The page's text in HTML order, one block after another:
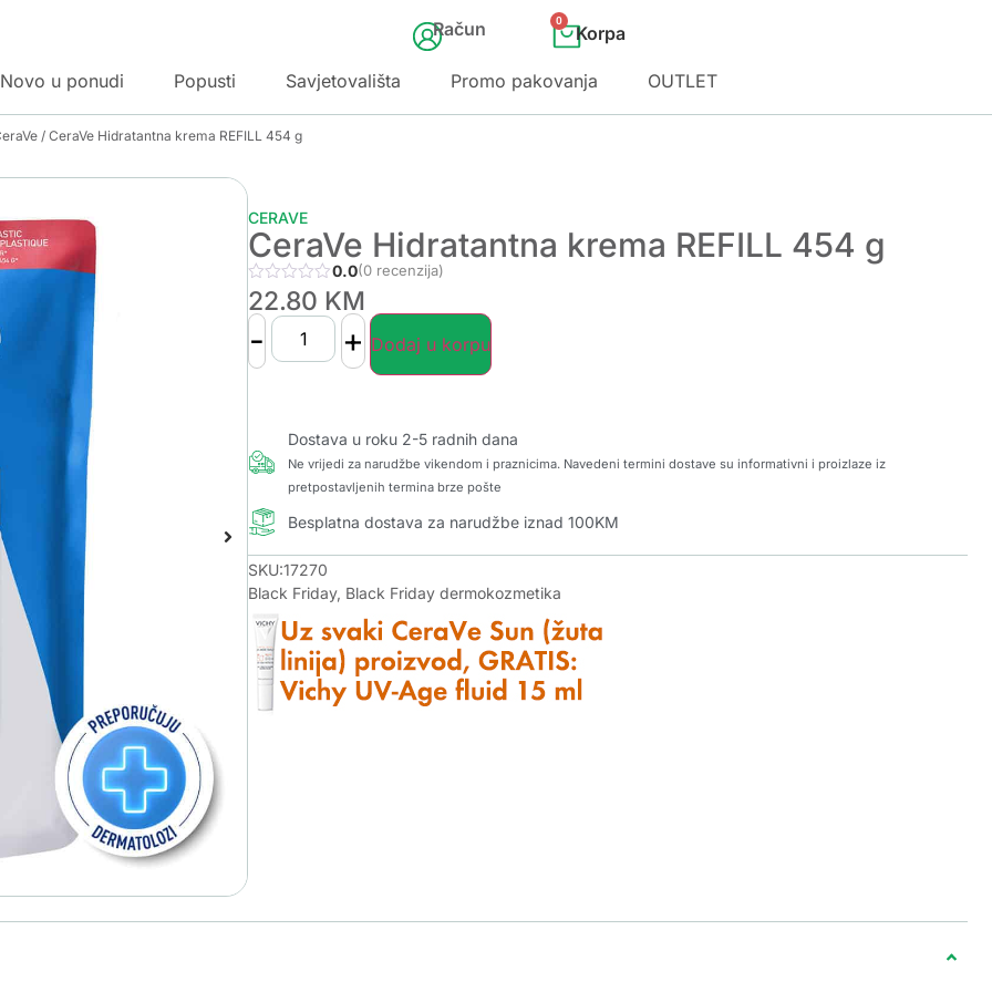
Račun 0
Novo u ponudi Popusti Savjetovališta Promo pakovanja OUTLET
/ CeraVe Hidratantna krema REFILL 454 g
CERAVE
CeraVe Hidratantna krema REFILL 454 g
0.0(0 recenzija)
22.80 KM
- + Dodaj u korpu
Dostava u roku 2-5 radnih dana
Ne vrijedi za narudžbe vikendom i praznicima. Navedeni termini dostave su informativni i proizlaze iz
pretpostavljenih termina brze pošte
Besplatna dostava za narudžbe iznad 100KM
SKU:17270
Black Friday, Black Friday dermokozmetika